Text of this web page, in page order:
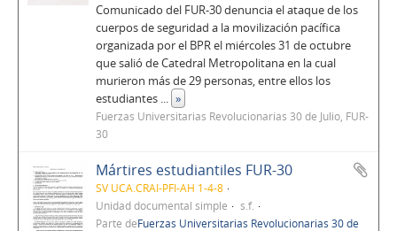
Comunicado del FUR-30 denuncia el ataque de los
cuerpos de seguridad a la movilización pacífica
organizada por el BPR el miércoles 31 de octubre
que salió de Catedral Metropolitana en la cual
murieron más de 29 personas, entre ellos los
estudiantes ... »
Fuerzas Universitarias Revolucionarias 30 de Julio, FUR-
30
Mártires estudiantiles FUR-30
SV UCA.CRAI-PFI-AH 1-4-8
Unidad documental simple
s.f.
Parte deFuerzas Universitarias Revolucionarias 30 de